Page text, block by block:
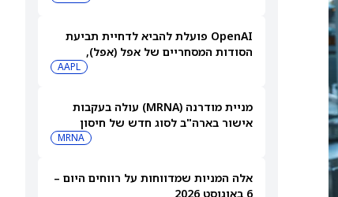
OpenAI פועלת להביא לדחיית תביעת
הסודות המסחריים של אפל (אפל),
שאותה כינתה "רשלנית, אגרסיבית AAPL
מניית מודרנה (MRNA) עולה בעקבות
אישור בארה"ב לסוג חדש של חיסון
MRNA
אלה המניות שמדווחות על רווחים היום –
6 באוגוסט 2026